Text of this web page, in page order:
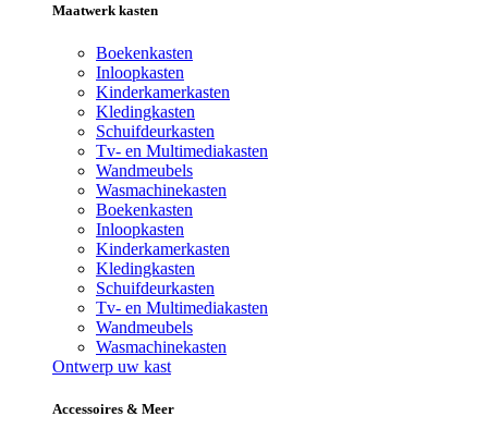
Maatwerk kasten
Boekenkasten
Inloopkasten
Kinderkamerkasten
Kledingkasten
Schuifdeurkasten
Tv- en Multimediakasten
Wandmeubels
Wasmachinekasten
Boekenkasten
Inloopkasten
Kinderkamerkasten
Kledingkasten
Schuifdeurkasten
Tv- en Multimediakasten
Wandmeubels
Wasmachinekasten
Ontwerp uw kast
Accessoires & Meer